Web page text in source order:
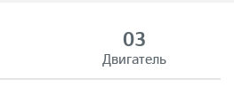
Двигатель